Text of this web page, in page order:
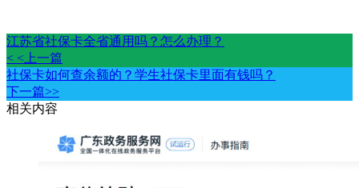
江苏省社保卡全省通用吗？怎么办理？
< <上一篇
社保卡如何查余额的？学生社保卡里面有钱吗？
下一篇>>
相关内容